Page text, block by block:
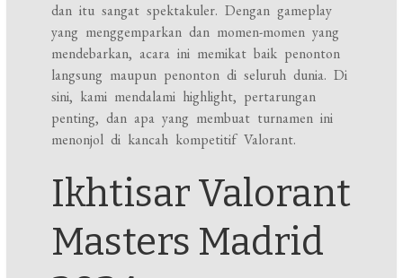
dan itu sangat spektakuler. Dengan gameplay
yang menggemparkan dan momen-momen yang
mendebarkan, acara ini memikat baik penonton
langsung maupun penonton di seluruh dunia. Di
sini, kami mendalami highlight, pertarungan
penting, dan apa yang membuat turnamen ini
menonjol di kancah kompetitif Valorant.
Ikhtisar Valorant
Masters Madrid